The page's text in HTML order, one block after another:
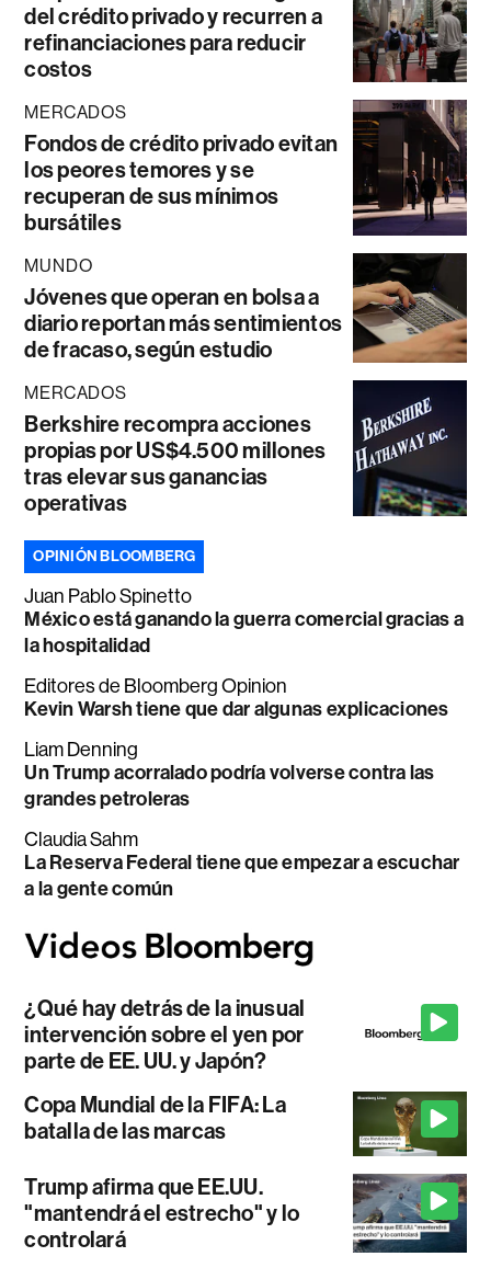
del crédito privado y recurren a
refinanciaciones para reducir
costos
MERCADOS
Fondos de crédito privado evitan
los peores temores y se
recuperan de sus mínimos
bursátiles
MUNDO
Jóvenes que operan en bolsa a
diario reportan más sentimientos
de fracaso, según estudio
MERCADOS
Berkshire recompra acciones
propias por US$4.500 millones
tras elevar sus ganancias
operativas
OPINIÓN BLOOMBERG
Juan Pablo Spinetto
México está ganando la guerra comercial gracias a
la hospitalidad
Editores de Bloomberg Opinion
Kevin Warsh tiene que dar algunas explicaciones
Liam Denning
Un Trump acorralado podría volverse contra las
grandes petroleras
Claudia Sahm
La Reserva Federal tiene que empezar a escuchar
a la gente común
¿Qué hay detrás de la inusual
intervención sobre el yen por
parte de EE. UU. y Japón?
Copa Mundial de la FIFA: La
batalla de las marcas
Trump afirma que EE.UU.
"mantendrá el estrecho" y lo
controlará